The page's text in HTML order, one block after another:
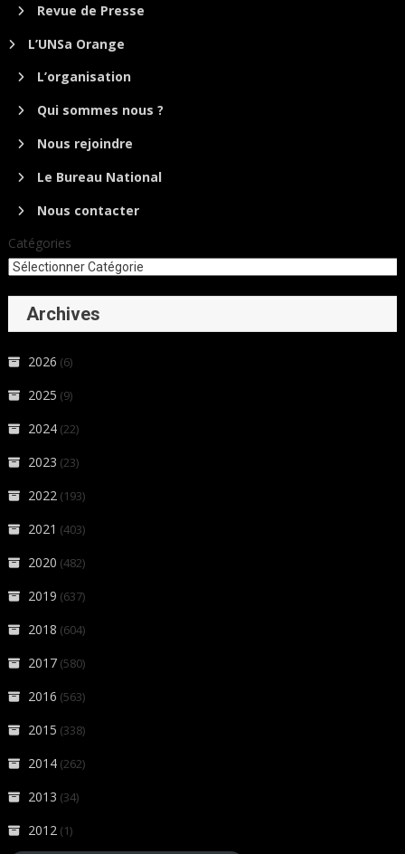
Revue de Presse
L’UNSa Orange
L’organisation
Qui sommes nous ?
Nous rejoindre
Le Bureau National
Nous contacter
Catégories
Archives
2026 (6)
2025 (9)
2024 (22)
2023 (23)
2022 (193)
2021 (403)
2020 (482)
2019 (637)
2018 (604)
2017 (580)
2016 (563)
2015 (338)
2014 (262)
2013 (34)
2012 (1)